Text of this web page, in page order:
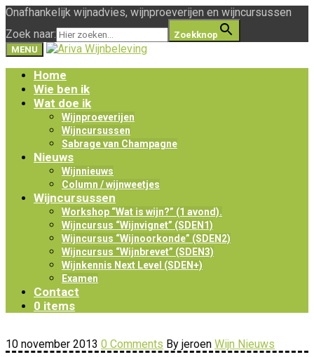
Onafhankelijk wijnadvies, wijnproeverijen en wijncursussen
Zoek naar:
Zoekknop
MENU
Home
Wie ben ik
Wat doe ik
Wijnproeverijen
Wijncursussen
Sabrage van Champagne
Nieuws
Wijnnieuws
Column / wijnweetjes
Wijncursussen
Workshop “Wat is wijn?” (1 avond).
Wijncursus “Wijnvignet” (SDEN1)
Wijncursus “Wijnoorkonde” (SDEN2)
Wijncursus “Wijnbrevet” (SDEN3)
Wijnkennis Next Level (SDEN+)
Examen
Contact
0 items
10 november 2013 0 Comments By jeroen Wijn Nieuws